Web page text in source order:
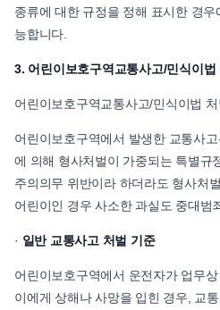
종류에 대한 규정을 정해 표시한 경
능합니다.
3. 어린이보호구역교통사고/민식이법
어린이보호구역교통사고/민식이법
어린이보호구역에서 발생한 교통사
에 의해 형사처벌이 가중되는 특별규
주의의무 위반이라 하더라도 형사처
어린이인 경우 사소한 과실도 중대범
· 일반 교통사고 처벌 기준
어린이보호구역에서 운전자가 업무
이에게 상해나 사망을 입힌 경우, 교